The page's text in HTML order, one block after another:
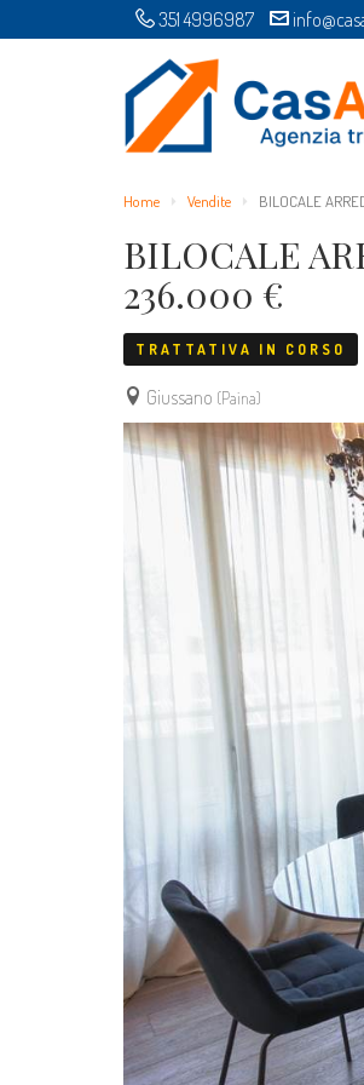
351 4996987
Home Vendite BILOCALE
BILOCALE
236.000 €
TRATTATIVA IN CORSO
Giussano (Paina)